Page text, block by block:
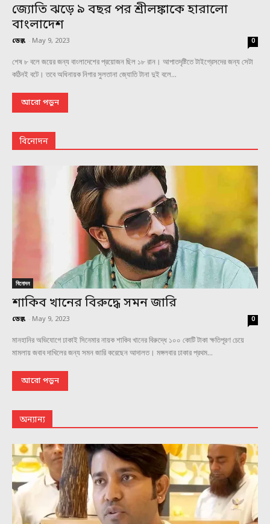
জ্যোতি ঝড়ে ৯ বছর পর শ্রীলঙ্কাকে হারালো
বাংলাদেশ
ডেস্ক - May 9, 2023 0
শেষ ৮ বলে জয়ের জন্য বাংলাদেশের প্রয়োজন ছিল ১৮ রান। আপাতদৃষ্টিতে টাইগ্রেসদের জন্য সেটা
কঠিনই বটে। তবে অধিনায়ক নিগার সুলতানা জ্যোতি টানা দুই বলে...
আরো পড়ুন
বিনোদন
বিনোদন
শাকিব খানের বিরুদ্ধে সমন জারি
ডেস্ক - May 9, 2023 0
মানহানির অভিযোগে ঢাকাই সিনেমার নায়ক শাকিব খানের বিরুদ্ধে ১০০ কোটি টাকা ক্ষতিপূরণ চেয়ে
মামলায় জবাব দাখিলের জন্য সমন জারি করেছেন আদালত। মঙ্গলবার ঢাকার প্রথম...
আরো পড়ুন
অন্যান্য